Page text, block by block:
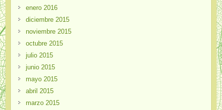
enero 2016
diciembre 2015
noviembre 2015
octubre 2015
julio 2015
junio 2015
mayo 2015
abril 2015
marzo 2015